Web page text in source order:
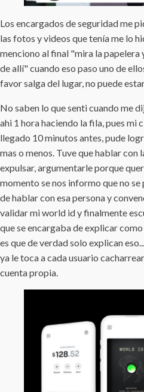
Los encargados de seguridad me
las fotos y videos que tenía me lo
menciono al final "mira la papelera
de allí" cuando eso paso uno de
favor salga del lugar, no puede
No saben lo que senti cuando me
ahi 1 hora haciendo la fila, pues mi
llegado 10 minutos antes, pude
mas o menos. Tuve que hablar con
expulsar, argumentarle porque
momento se nos informo que no se
de hablar con esa persona y
validar mi world id y finalmente
que se encargaba de explicar
es que de verdad solo explican
ya le toca a cada usuario
cuenta propia.